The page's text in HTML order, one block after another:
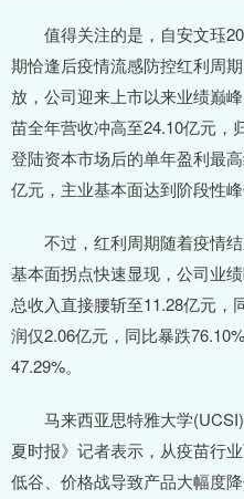
值得关注的是，自安文珏
期恰逢后疫情流感防控红利周
放，公司迎来上市以来业绩巅
苗全年营收冲高至24.10亿元，
登陆资本市场后的单年盈利最
亿元，主业基本面达到阶段性峰
不过，红利周期随着疫情结
基本面拐点快速显现，公司业
总收入直接腰斩至11.28亿元，
润仅2.06亿元，同比暴跌
47.29%。
马来西亚思特雅大学(UCSI)
夏时报》记者表示，从疫苗行
低谷、价格战导致产品大幅度